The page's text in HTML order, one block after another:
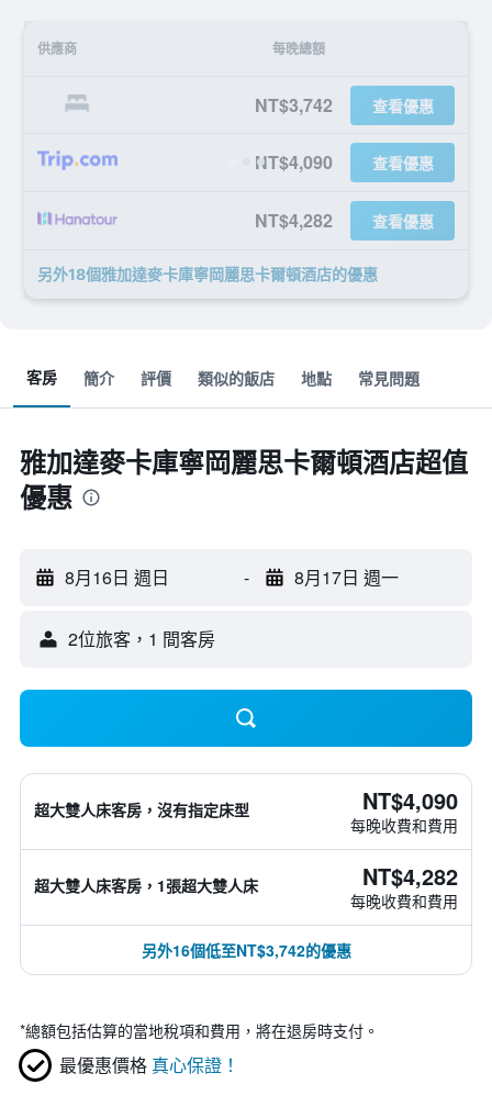
供應商 每晚總額
NT$3,742 查看優惠
NT$4,090 查看優惠
NT$4,282 查看優惠
另外18個雅加達麥卡庫寧岡麗思卡爾頓酒店​的優惠
客房 簡介 評價 類似的飯店 地點 常見問題
雅加達麥卡庫寧岡麗思卡爾頓酒店超值
優惠
8月16日 週日 - 8月17日 週一
2位旅客，1 間客房
超大雙人床客房，沒有指定床型 NT$4,090
每晚收費和費用
超大雙人床客房，1張超大雙人床 NT$4,282
每晚收費和費用
另外16個低至NT$3,742的優惠
*總額包括估算的當地稅項和費用，將在退房時支付。
最優惠價格 真心保證！